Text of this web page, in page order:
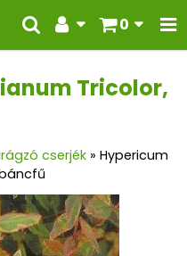
0
Tricolor,
cserjék » Hypericum